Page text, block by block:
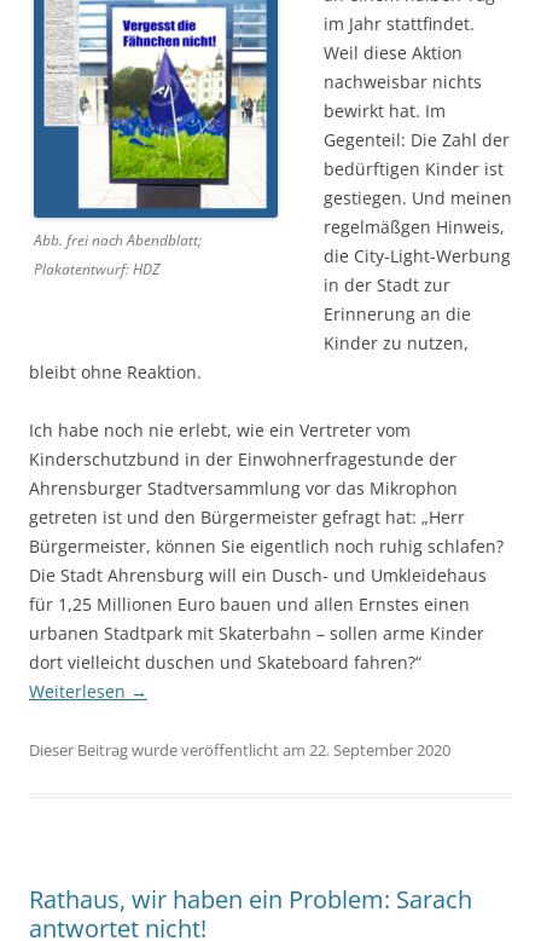
Abb. frei nach Abendblatt;
Plakatentwurf: HDZ
im Jahr stattfindet.
Weil diese Aktion
nachweisbar nichts
bewirkt hat. Im
Gegenteil: Die Zahl der
bedürftigen Kinder ist
gestiegen. Und meinen
regelmäßgen Hinweis,
die City-Light-Werbung
in der Stadt zur
Erinnerung an die
Kinder zu nutzen,
bleibt ohne Reaktion.
Ich habe noch nie erlebt, wie ein Vertreter vom
Kinderschutzbund in der Einwohnerfragestunde der
Ahrensburger Stadtversammlung vor das Mikrophon
getreten ist und den Bürgermeister gefragt hat: „Herr
Bürgermeister, können Sie eigentlich noch ruhig schlafen?
Die Stadt Ahrensburg will ein Dusch- und Umkleidehaus
für 1,25 Millionen Euro bauen und allen Ernstes einen
urbanen Stadtpark mit Skaterbahn – sollen arme Kinder
dort vielleicht duschen und Skateboard fahren?“
Weiterlesen →
Dieser Beitrag wurde veröffentlicht am 22. September 2020
Rathaus, wir haben ein Problem: Sarach
antwortet nicht!